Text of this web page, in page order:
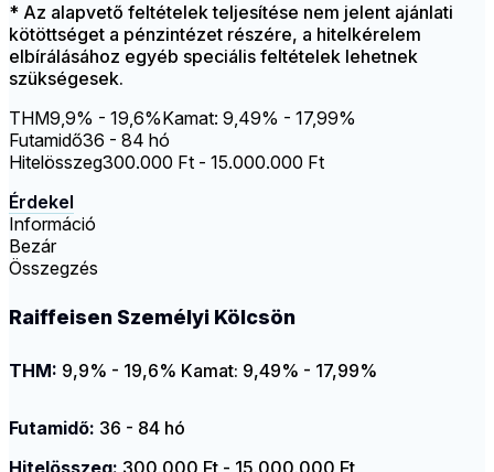
* Az alapvető feltételek teljesítése nem jelent ajánlati
kötöttséget a pénzintézet részére, a hitelkérelem
elbírálásához egyéb speciális feltételek lehetnek
szükségesek.
THM9,9% - 19,6%Kamat: 9,49% - 17,99%
Futamidő36 - 84 hó
Hitelösszeg300.000 Ft - 15.000.000 Ft
Érdekel
Információ
Bezár
Összegzés
Raiffeisen Személyi Kölcsön
THM: 9,9% - 19,6% Kamat: 9,49% - 17,99%
Futamidő: 36 - 84 hó